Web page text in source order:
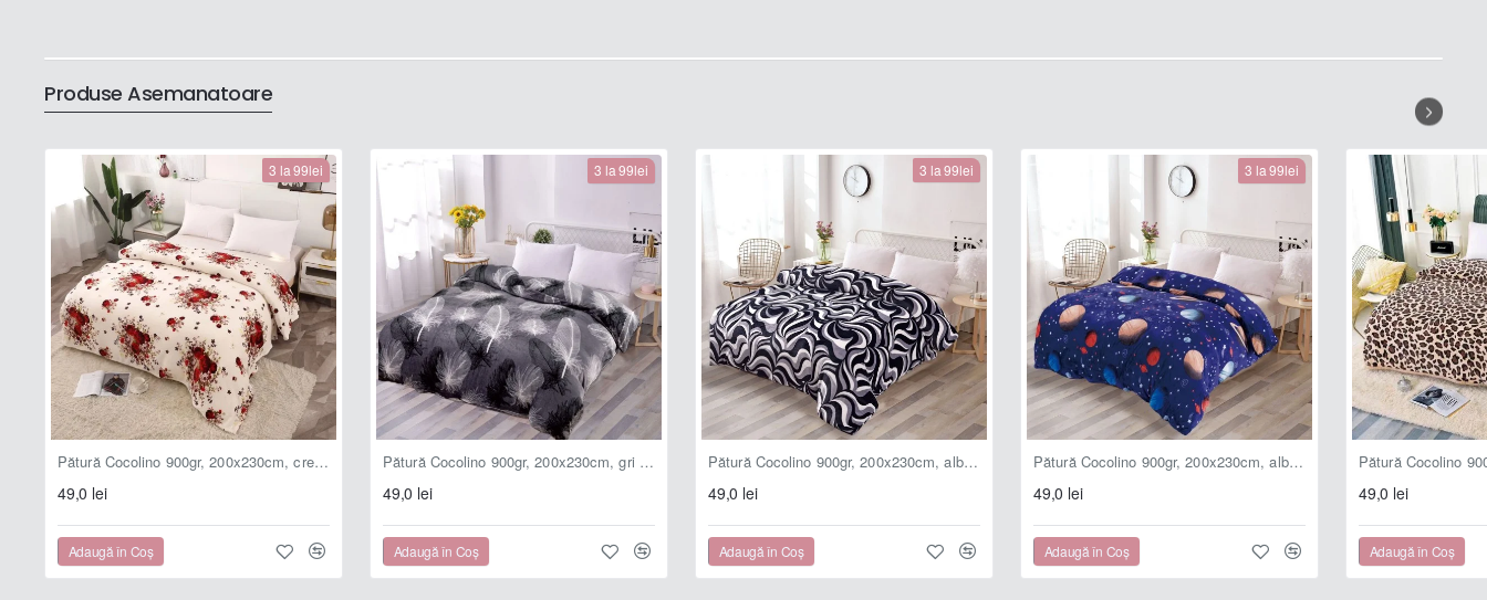
Produse Asemanatoare
3 la 99lei
Pătură Cocolino 900gr, 200x230cm, crem , cu floricele roșii, PCS106
49,0 lei
Adaugă în Coş
3 la 99lei
Pătură Cocolino 900gr, 200x230cm, gri , cu pene albe și gri, PCS107
49,0 lei
Adaugă în Coş
3 la 99lei
Pătură Cocolino 900gr, 200x230cm, alb negru gri , imprimeu tip zebră, PCS112
49,0 lei
Adaugă în Coş
3 la 99lei
Pătură Cocolino 900gr, 200x230cm, albastru , cu planete, PCS113
49,0 lei
Adaugă în Coş
49,0 lei
Adaugă în Coş